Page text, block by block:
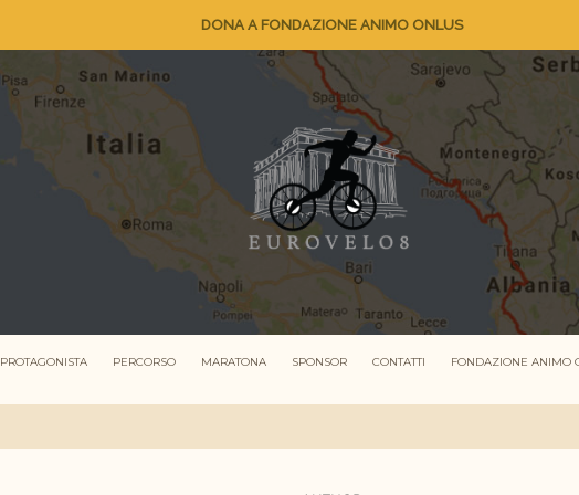
DONA A FONDAZIONE ANIMO ONLUS
PROTAGONISTA PERCORSO MARATONA SPONSOR CONTATTI FONDAZIONE ANIMO